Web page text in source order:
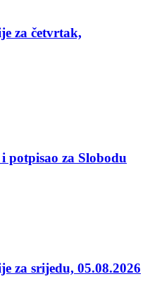
za četvrtak,
potpisao za Slobodu
za srijedu, 05.08.2026